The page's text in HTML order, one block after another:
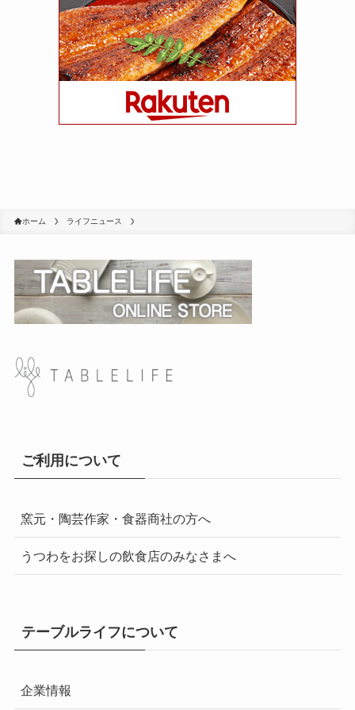
ホーム ライフニュース
ご利用について
窯元・陶芸作家・食器商社の方へ
うつわをお探しの飲食店のみなさまへ
テーブルライフについて
企業情報